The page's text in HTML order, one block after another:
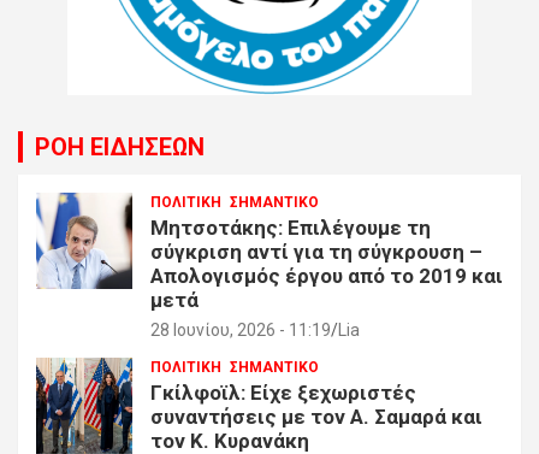
ΡΟΗ ΕΙΔΗΣΕΩΝ
ΠΟΛΙΤΙΚΗ ΣΗΜΑΝΤΙΚΟ
Μητσοτάκης: Επιλέγουμε τη
σύγκριση αντί για τη σύγκρουση –
Απολογισμός έργου από το 2019 και
μετά
28 Ιουνίου, 2026 - 11:19 Lia
ΠΟΛΙΤΙΚΗ ΣΗΜΑΝΤΙΚΟ
Γκίλφοϊλ: Είχε ξεχωριστές
συναντήσεις με τον Α. Σαμαρά και
τον Κ. Κυρανάκη